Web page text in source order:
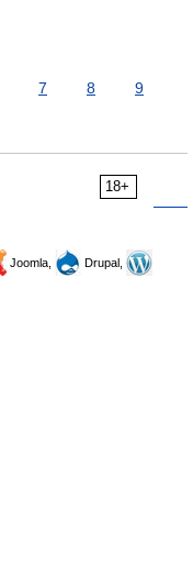
7 8
9
18+
Joomla,
Drupal,